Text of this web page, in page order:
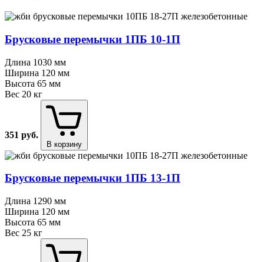
Брусковые перемычки 1ПБ 10⁠-⁠1П
Длина 1030 мм
Ширина 120 мм
Высота 65 мм
Вес 20 кг
351 руб.
В корзину
Брусковые перемычки 1ПБ 13⁠-⁠1П
Длина 1290 мм
Ширина 120 мм
Высота 65 мм
Вес 25 кг